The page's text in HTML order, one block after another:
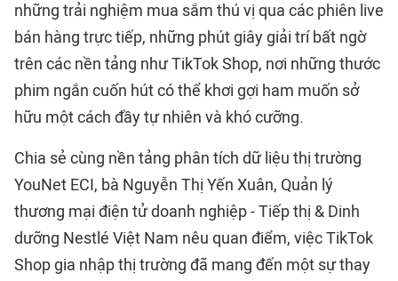
những trải nghiệm mua sắm thú vị qua các phiên live
bán hàng trực tiếp, những phút giây giải trí bất ngờ
trên các nền tảng như TikTok Shop, nơi những thước
phim ngắn cuốn hút có thể khơi gợi ham muốn sở
hữu một cách đầy tự nhiên và khó cưỡng.
Chia sẻ cùng nền tảng phân tích dữ liệu thị trường
YouNet ECI, bà Nguyễn Thị Yến Xuân, Quản lý
thương mại điện tử doanh nghiệp - Tiếp thị & Dinh
dưỡng Nestlé Việt Nam nêu quan điểm, việc TikTok
Shop gia nhập thị trường đã mang đến một sự thay